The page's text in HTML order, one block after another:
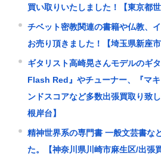
買い取りいたしました！【東京都世
チベット密教関連の書籍や仏教、
お売り頂きました！【埼玉県新座市
ギタリスト高崎晃さんモデルのギ
Flash Red』やチューナー、『マ
ンドスコアなど多数出張買取り致
根岸台】
精神世界系の専門書 一般文芸書な
た。【神奈川県川崎市麻生区/出張買